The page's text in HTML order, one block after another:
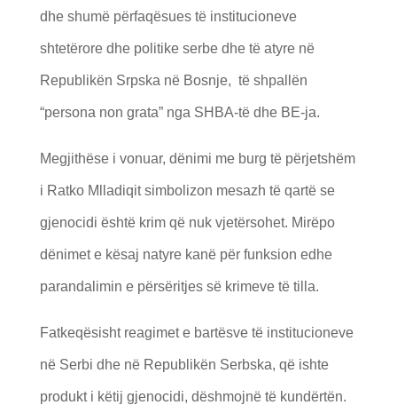
dhe shumë përfaqësues të institucioneve
shtetërore dhe politike serbe dhe të atyre në
Republikën Srpska në Bosnje, të shpallën
“persona non grata” nga SHBA-të dhe BE-ja.
Megjithëse i vonuar, dënimi me burg të përjetshëm
i Ratko Mlladiqit simbolizon mesazh të qartë se
gjenocidi është krim që nuk vjetërsohet. Mirëpo
dënimet e kësaj natyre kanë për funksion edhe
parandalimin e përsëritjes së krimeve të tilla.
Fatkeqësisht reagimet e bartësve të institucioneve
në Serbi dhe në Republikën Serbska, që ishte
produkt i këtij gjenocidi, dëshmojnë të kundërtën.